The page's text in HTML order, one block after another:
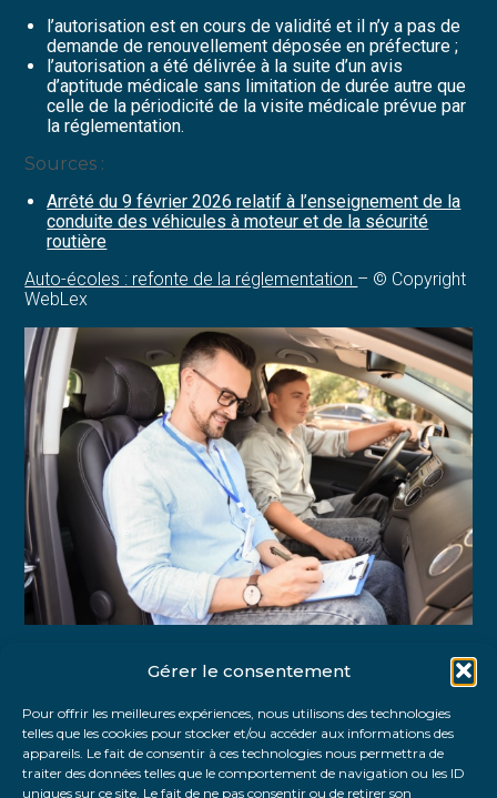
Gérer le consentement
Pour offrir les meilleures expériences, nous utilisons des technologies
telles que les cookies pour stocker et/ou accéder aux informations des
appareils. Le fait de consentir à ces technologies nous permettra de
traiter des données telles que le comportement de navigation ou les ID
uniques sur ce site. Le fait de ne pas consentir ou de retirer son
l’autorisation est en cours de validité et il n’y a pas de
demande de renouvellement déposée en préfecture ;
l’autorisation a été délivrée à la suite d’un avis
d’aptitude médicale sans limitation de durée autre que
celle de la périodicité de la visite médicale prévue par
la réglementation.
Sources :
Arrêté du 9 février 2026 relatif à l’enseignement de la
conduite des véhicules à moteur et de la sécurité
routière
Auto-écoles : refonte de la réglementation – © Copyright
WebLex
FaceBook
TwitterLinkedIn